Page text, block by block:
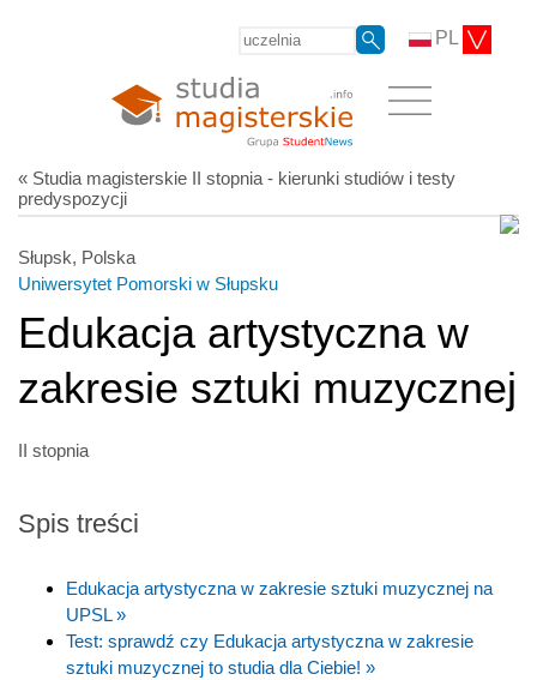
PL
« Studia magisterskie II stopnia - kierunki studiów i testy
predyspozycji
Słupsk, Polska
Uniwersytet Pomorski w Słupsku
Edukacja artystyczna w
zakresie sztuki muzycznej
II stopnia
Spis treści
Edukacja artystyczna w zakresie sztuki muzycznej na
UPSL »
Test: sprawdź czy Edukacja artystyczna w zakresie
sztuki muzycznej to studia dla Ciebie! »